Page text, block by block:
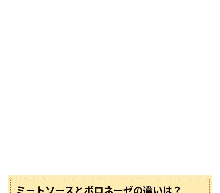
ミートソースとボロネーゼの違いは？